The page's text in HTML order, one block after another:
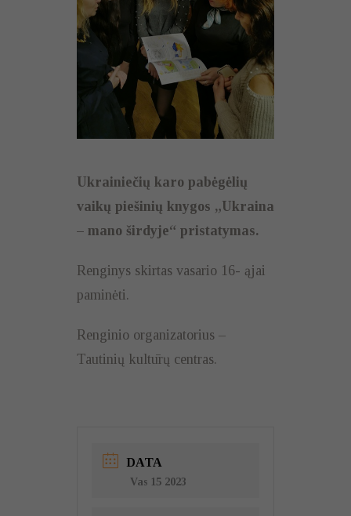
Ukrainiečių karo pabėgėlių
vaikų piešinių knygos „Ukraina
– mano širdyje“ pristatymas.
Renginys skirtas vasario 16- ąjai
paminėti.
Renginio organizatorius –
Tautinių kultūrų centras.
DATA
Vas 15 2023